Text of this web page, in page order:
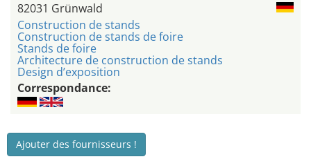
82031 Grünwald
Construction de stands
Construction de stands de foire
Stands de foire
Architecture de construction de stands
Design d’exposition
Correspondance:
Ajouter des fournisseurs !